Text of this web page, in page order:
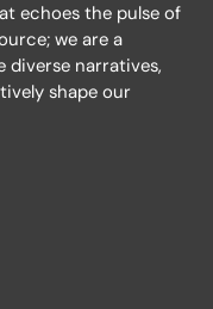
echoes the pulse of
we are a
narratives,
shape our